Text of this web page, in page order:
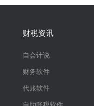
财税资讯
自会计说
财务软件
代账软件
自助账税软件